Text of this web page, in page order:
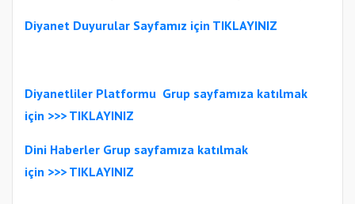
Diyanet Duyurular Sayfamız için TIKLAYINIZ
Diyanetliler Platformu Grup sayfamıza katılmak
için >>> TIKLAYINIZ
Dini Haberler Grup sayfamıza katılmak
için >>> TIKLAYINIZ